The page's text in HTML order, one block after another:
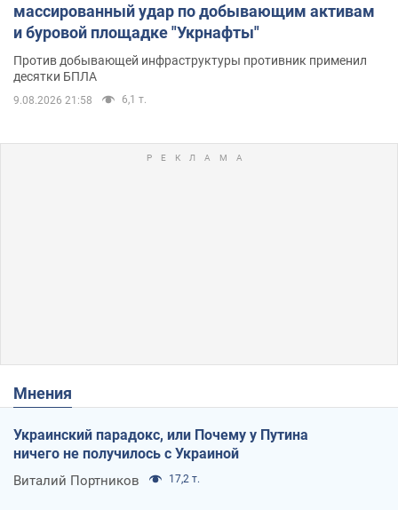
массированный удар по добывающим активам
и буровой площадке "Укрнафты"
Против добывающей инфраструктуры противник применил
десятки БПЛА
9.08.2026 21:58 6,1 т.
Мнения
Украинский парадокс, или Почему у Путина
ничего не получилось с Украиной
Виталий Портников 17,2 т.